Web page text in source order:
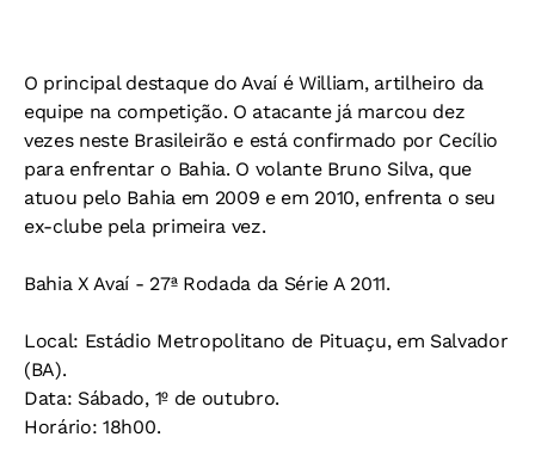
O principal destaque do Avaí é William, artilheiro da
equipe na competição. O atacante já marcou dez
vezes neste Brasileirão e está confirmado por Cecílio
para enfrentar o Bahia. O volante Bruno Silva, que
atuou pelo Bahia em 2009 e em 2010, enfrenta o seu
ex-clube pela primeira vez.
Bahia X Avaí - 27ª Rodada da Série A 2011.
Local: Estádio Metropolitano de Pituaçu, em Salvador
(BA).
Data: Sábado, 1º de outubro.
Horário: 18h00.